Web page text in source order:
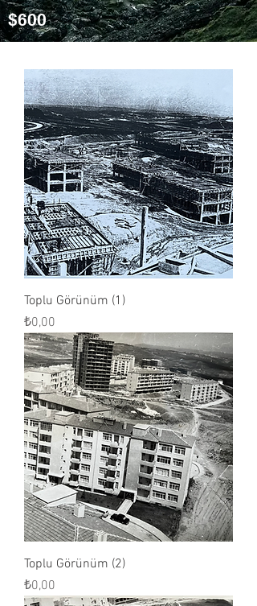
$600
Toplu Görünüm (1)
Fiyat
₺0,00
Toplu Görünüm (2)
Fiyat
₺0,00